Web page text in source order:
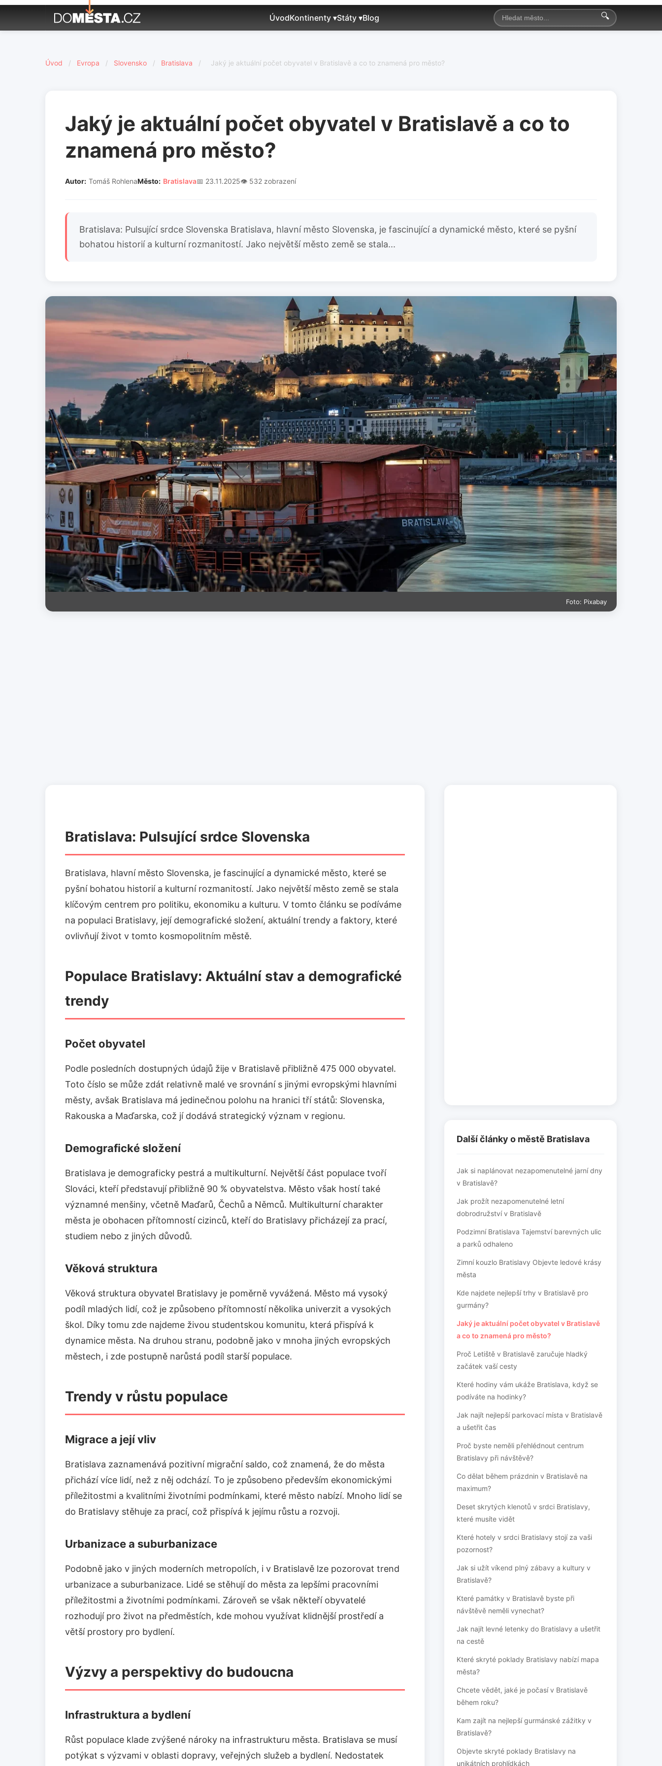
ÚvodKontinenty ▾Státy ▾Blog 🔍
Úvod / Evropa / Slovensko / Bratislava / Jaký je aktuální počet obyvatel v Bratislavě a co to znamená pro město?
Jaký je aktuální počet obyvatel v Bratislavě a co to
znamená pro město?
Autor: Tomáš RohlenaMěsto: Bratislava📅 23.11.2025👁️ 532 zobrazení
Bratislava: Pulsující srdce Slovenska Bratislava, hlavní město Slovenska, je fascinující a dynamické město, které se pyšní
bohatou historií a kulturní rozmanitostí. Jako největší město země se stala...
Foto: Pixabay
Bratislava: Pulsující srdce Slovenska
Bratislava, hlavní město Slovenska, je fascinující a dynamické město, které se
pyšní bohatou historií a kulturní rozmanitostí. Jako největší město země se stala
klíčovým centrem pro politiku, ekonomiku a kulturu. V tomto článku se podíváme
na populaci Bratislavy, její demografické složení, aktuální trendy a faktory, které
ovlivňují život v tomto kosmopolitním městě.
Populace Bratislavy: Aktuální stav a demografické
trendy
Počet obyvatel
Podle posledních dostupných údajů žije v Bratislavě přibližně 475 000 obyvatel.
Toto číslo se může zdát relativně malé ve srovnání s jinými evropskými hlavními
městy, avšak Bratislava má jedinečnou polohu na hranici tří států: Slovenska,
Rakouska a Maďarska, což jí dodává strategický význam v regionu.
Demografické složení
Bratislava je demograficky pestrá a multikulturní. Největší část populace tvoří
Slováci, kteří představují přibližně 90 % obyvatelstva. Město však hostí také
významné menšiny, včetně Maďarů, Čechů a Němců. Multikulturní charakter
města je obohacen přítomností cizinců, kteří do Bratislavy přicházejí za prací,
studiem nebo z jiných důvodů.
Věková struktura
Věková struktura obyvatel Bratislavy je poměrně vyvážená. Město má vysoký
podíl mladých lidí, což je způsobeno přítomností několika univerzit a vysokých
škol. Díky tomu zde najdeme živou studentskou komunitu, která přispívá k
dynamice města. Na druhou stranu, podobně jako v mnoha jiných evropských
městech, i zde postupně narůstá podíl starší populace.
Trendy v růstu populace
Migrace a její vliv
Bratislava zaznamenává pozitivní migrační saldo, což znamená, že do města
přichází více lidí, než z něj odchází. To je způsobeno především ekonomickými
příležitostmi a kvalitními životními podmínkami, které město nabízí. Mnoho lidí se
do Bratislavy stěhuje za prací, což přispívá k jejímu růstu a rozvoji.
Urbanizace a suburbanizace
Podobně jako v jiných moderních metropolích, i v Bratislavě lze pozorovat trend
urbanizace a suburbanizace. Lidé se stěhují do města za lepšími pracovními
příležitostmi a životními podmínkami. Zároveň se však někteří obyvatelé
rozhodují pro život na předměstích, kde mohou využívat klidnější prostředí a
větší prostory pro bydlení.
Výzvy a perspektivy do budoucna
Infrastruktura a bydlení
Růst populace klade zvýšené nároky na infrastrukturu města. Bratislava se musí
potýkat s výzvami v oblasti dopravy, veřejných služeb a bydlení. Nedostatek
Další články o městě Bratislava
Jak si naplánovat nezapomenutelné jarní dny
v Bratislavě?
Jak prožít nezapomenutelné letní
dobrodružství v Bratislavě
Podzimní Bratislava Tajemství barevných ulic
a parků odhaleno
Zimní kouzlo Bratislavy Objevte ledové krásy
města
Kde najdete nejlepší trhy v Bratislavě pro
gurmány?
Jaký je aktuální počet obyvatel v Bratislavě
a co to znamená pro město?
Proč Letiště v Bratislavě zaručuje hladký
začátek vaší cesty
Které hodiny vám ukáže Bratislava, když se
podíváte na hodinky?
Jak najít nejlepší parkovací místa v Bratislavě
a ušetřit čas
Proč byste neměli přehlédnout centrum
Bratislavy při návštěvě?
Co dělat během prázdnin v Bratislavě na
maximum?
Deset skrytých klenotů v srdci Bratislavy,
které musíte vidět
Které hotely v srdci Bratislavy stojí za vaši
pozornost?
Jak si užít víkend plný zábavy a kultury v
Bratislavě?
Které památky v Bratislavě byste při
návštěvě neměli vynechat?
Jak najít levné letenky do Bratislavy a ušetřit
na cestě
Které skryté poklady Bratislavy nabízí mapa
města?
Chcete vědět, jaké je počasí v Bratislavě
během roku?
Kam zajít na nejlepší gurmánské zážitky v
Bratislavě?
Objevte skryté poklady Bratislavy na
unikátních prohlídkách